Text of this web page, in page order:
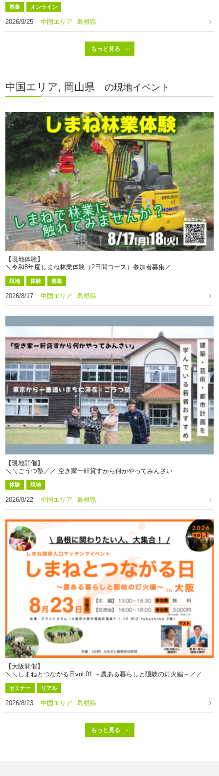
募集 オンライン
2026/9/25 中国エリア 島根県
中国エリア, 岡山県 の現地イベント
【現地体験】
＼令和8年度しまね林業体験（2日間コース）参加者募集／
現地 体験 募集
2026/8/17 中国エリア 島根県
【現地開催】
＼＼ごうつ塾／／ 空き家一軒貸すから何かやってみんさい
体験 現地
2026/8/22 中国エリア 島根県
【大阪開催】
＼＼しまねとつながる日vol.01 ～農ある暮らしと隠岐の灯火編～／／
セミナー リアル
2026/8/23 中国エリア 島根県